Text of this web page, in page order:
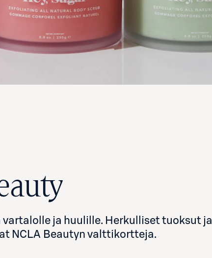
ja huulille. Herkulliset tuoksut ja
NCLA Beautyn valttikortteja.